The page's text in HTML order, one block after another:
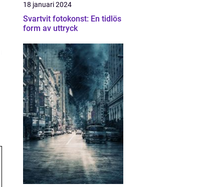
18 januari 2024
Svartvit fotokonst: En tidlös
form av uttryck